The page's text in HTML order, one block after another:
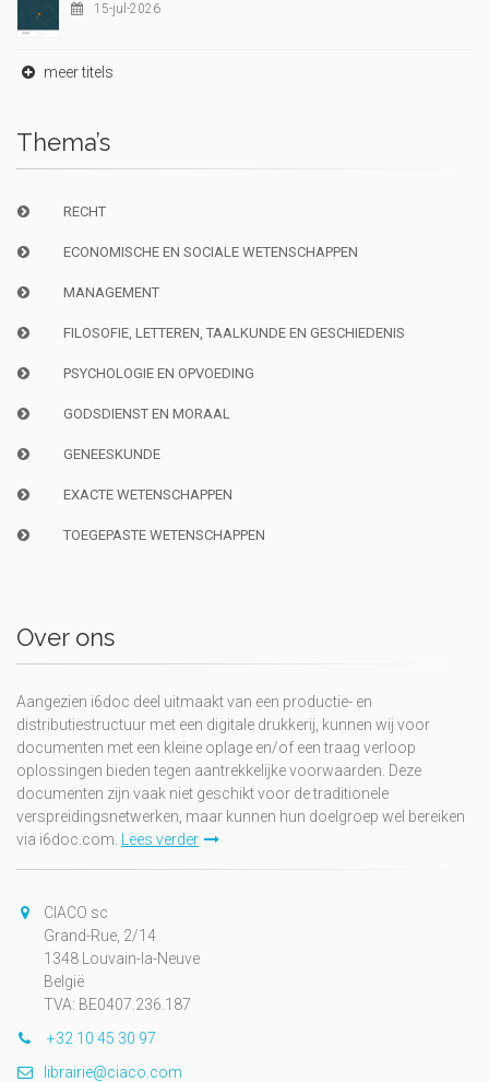
15-jul-2026
meer titels
Thema’s
RECHT
ECONOMISCHE EN SOCIALE WETENSCHAPPEN
MANAGEMENT
FILOSOFIE, LETTEREN, TAALKUNDE EN GESCHIEDENIS
PSYCHOLOGIE EN OPVOEDING
GODSDIENST EN MORAAL
GENEESKUNDE
EXACTE WETENSCHAPPEN
TOEGEPASTE WETENSCHAPPEN
Over ons
Aangezien i6doc deel uitmaakt van een productie- en
distributiestructuur met een digitale drukkerij, kunnen wij voor
documenten met een kleine oplage en/of een traag verloop
oplossingen bieden tegen aantrekkelijke voorwaarden. Deze
documenten zijn vaak niet geschikt voor de traditionele
verspreidingsnetwerken, maar kunnen hun doelgroep wel bereiken
via i6doc.com.
Lees verder
CIACO sc
Grand-Rue, 2/14
1348 Louvain-la-Neuve
België
TVA: BE0407.236.187
+32 10 45 30 97
librairie@ciaco.com